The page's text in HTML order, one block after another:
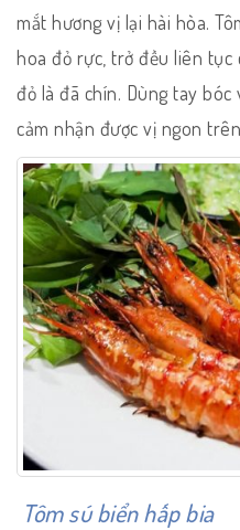
mắt hương vị lại hài hòa.
hoa đỏ rực, trở đều liên tục
đỏ là đã chín. Dùng tay
cảm nhận được vị ngon
Tôm sú biển hấp bia